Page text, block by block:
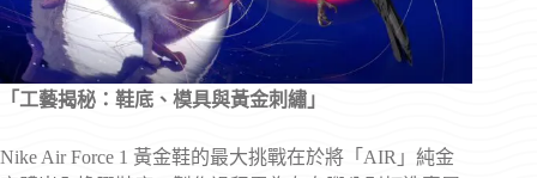
「工藝揭秘：鞋底、模具與黃金刺繡」
Nike Air Force 1 黃金鞋的最大挑戰在於將「AIR」純金